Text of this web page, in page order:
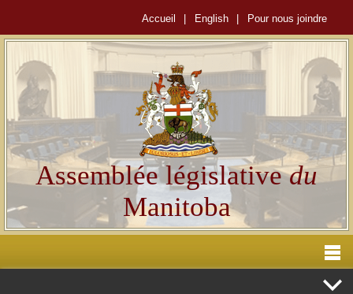
Accueil English Pour nous joindre
Assemblée législativedu
Manitoba